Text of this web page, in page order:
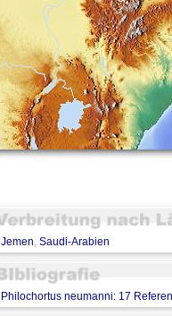
Jemen, Saudi-Arabien
Philochortus neumanni: 17